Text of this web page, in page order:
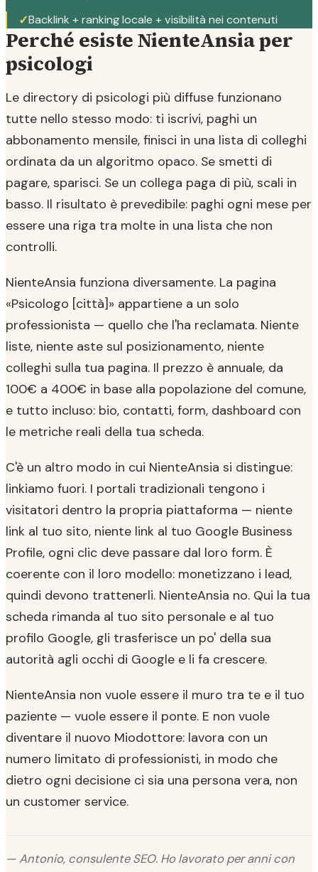
✓Backlink + ranking locale + visibilità nei contenuti
Perché esiste NienteAnsia per
psicologi
Le directory di psicologi più diffuse funzionano
tutte nello stesso modo: ti iscrivi, paghi un
abbonamento mensile, finisci in una lista di colleghi
ordinata da un algoritmo opaco. Se smetti di
pagare, sparisci. Se un collega paga di più, scali in
basso. Il risultato è prevedibile: paghi ogni mese per
essere una riga tra molte in una lista che non
controlli.
NienteAnsia funziona diversamente. La pagina
«Psicologo [città]» appartiene a un solo
professionista — quello che l'ha reclamata. Niente
liste, niente aste sul posizionamento, niente
colleghi sulla tua pagina. Il prezzo è annuale, da
100€ a 400€ in base alla popolazione del comune,
e tutto incluso: bio, contatti, form, dashboard con
le metriche reali della tua scheda.
C'è un altro modo in cui NienteAnsia si distingue:
linkiamo fuori. I portali tradizionali tengono i
visitatori dentro la propria piattaforma — niente
link al tuo sito, niente link al tuo Google Business
Profile, ogni clic deve passare dal loro form. È
coerente con il loro modello: monetizzano i lead,
quindi devono trattenerli. NienteAnsia no. Qui la tua
scheda rimanda al tuo sito personale e al tuo
profilo Google, gli trasferisce un po' della sua
autorità agli occhi di Google e li fa crescere.
NienteAnsia non vuole essere il muro tra te e il tuo
paziente — vuole essere il ponte. E non vuole
diventare il nuovo Miodottore: lavora con un
numero limitato di professionisti, in modo che
dietro ogni decisione ci sia una persona vera, non
un customer service.
— Antonio, consulente SEO. Ho lavorato per anni con